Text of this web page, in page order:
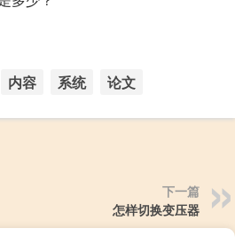
内容 系统 论文
下一篇
怎样切换变压器